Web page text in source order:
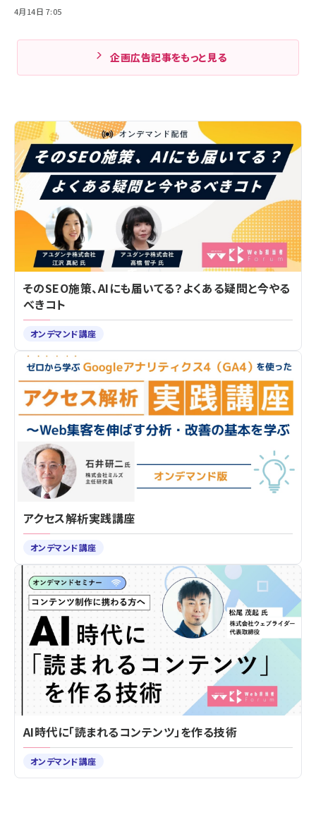
4月14日 7:05
企画広告記事をもっと見る
そのSEO施策、AIにも届いてる？よくある疑問と今やる
べきコト
オンデマンド講座
アクセス解析実践講座
オンデマンド講座
AI時代に「読まれるコンテンツ」を作る技術
オンデマンド講座